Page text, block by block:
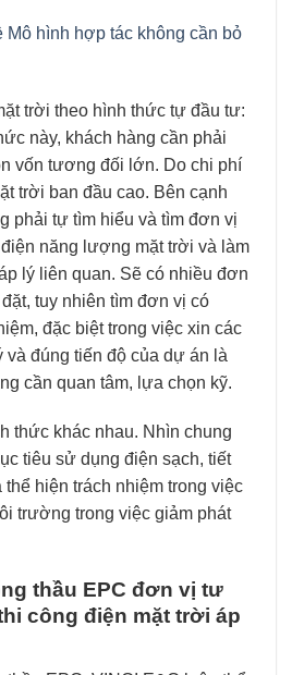
Mô hình hợp tác không cần bỏ
trời theo hình thức tự đầu tư:
này, khách hàng cần phải
vốn tương đối lớn. Do chi phí
trời ban đầu cao. Bên cạnh
phải tự tìm hiểu và tìm đơn vị
năng lượng mặt trời và làm
lý liên quan. Sẽ có nhiều đơn
tuy nhiên tìm đơn vị có
đặc biệt trong việc xin các
và đúng tiến độ của dự án là
cần quan tâm, lựa chọn kỹ.
thức khác nhau. Nhìn chung
tiêu sử dụng điện sạch, tiết
hiện trách nhiệm trong việc
trường trong việc giảm phát
thầu EPC đơn vị tư
công điện mặt trời áp